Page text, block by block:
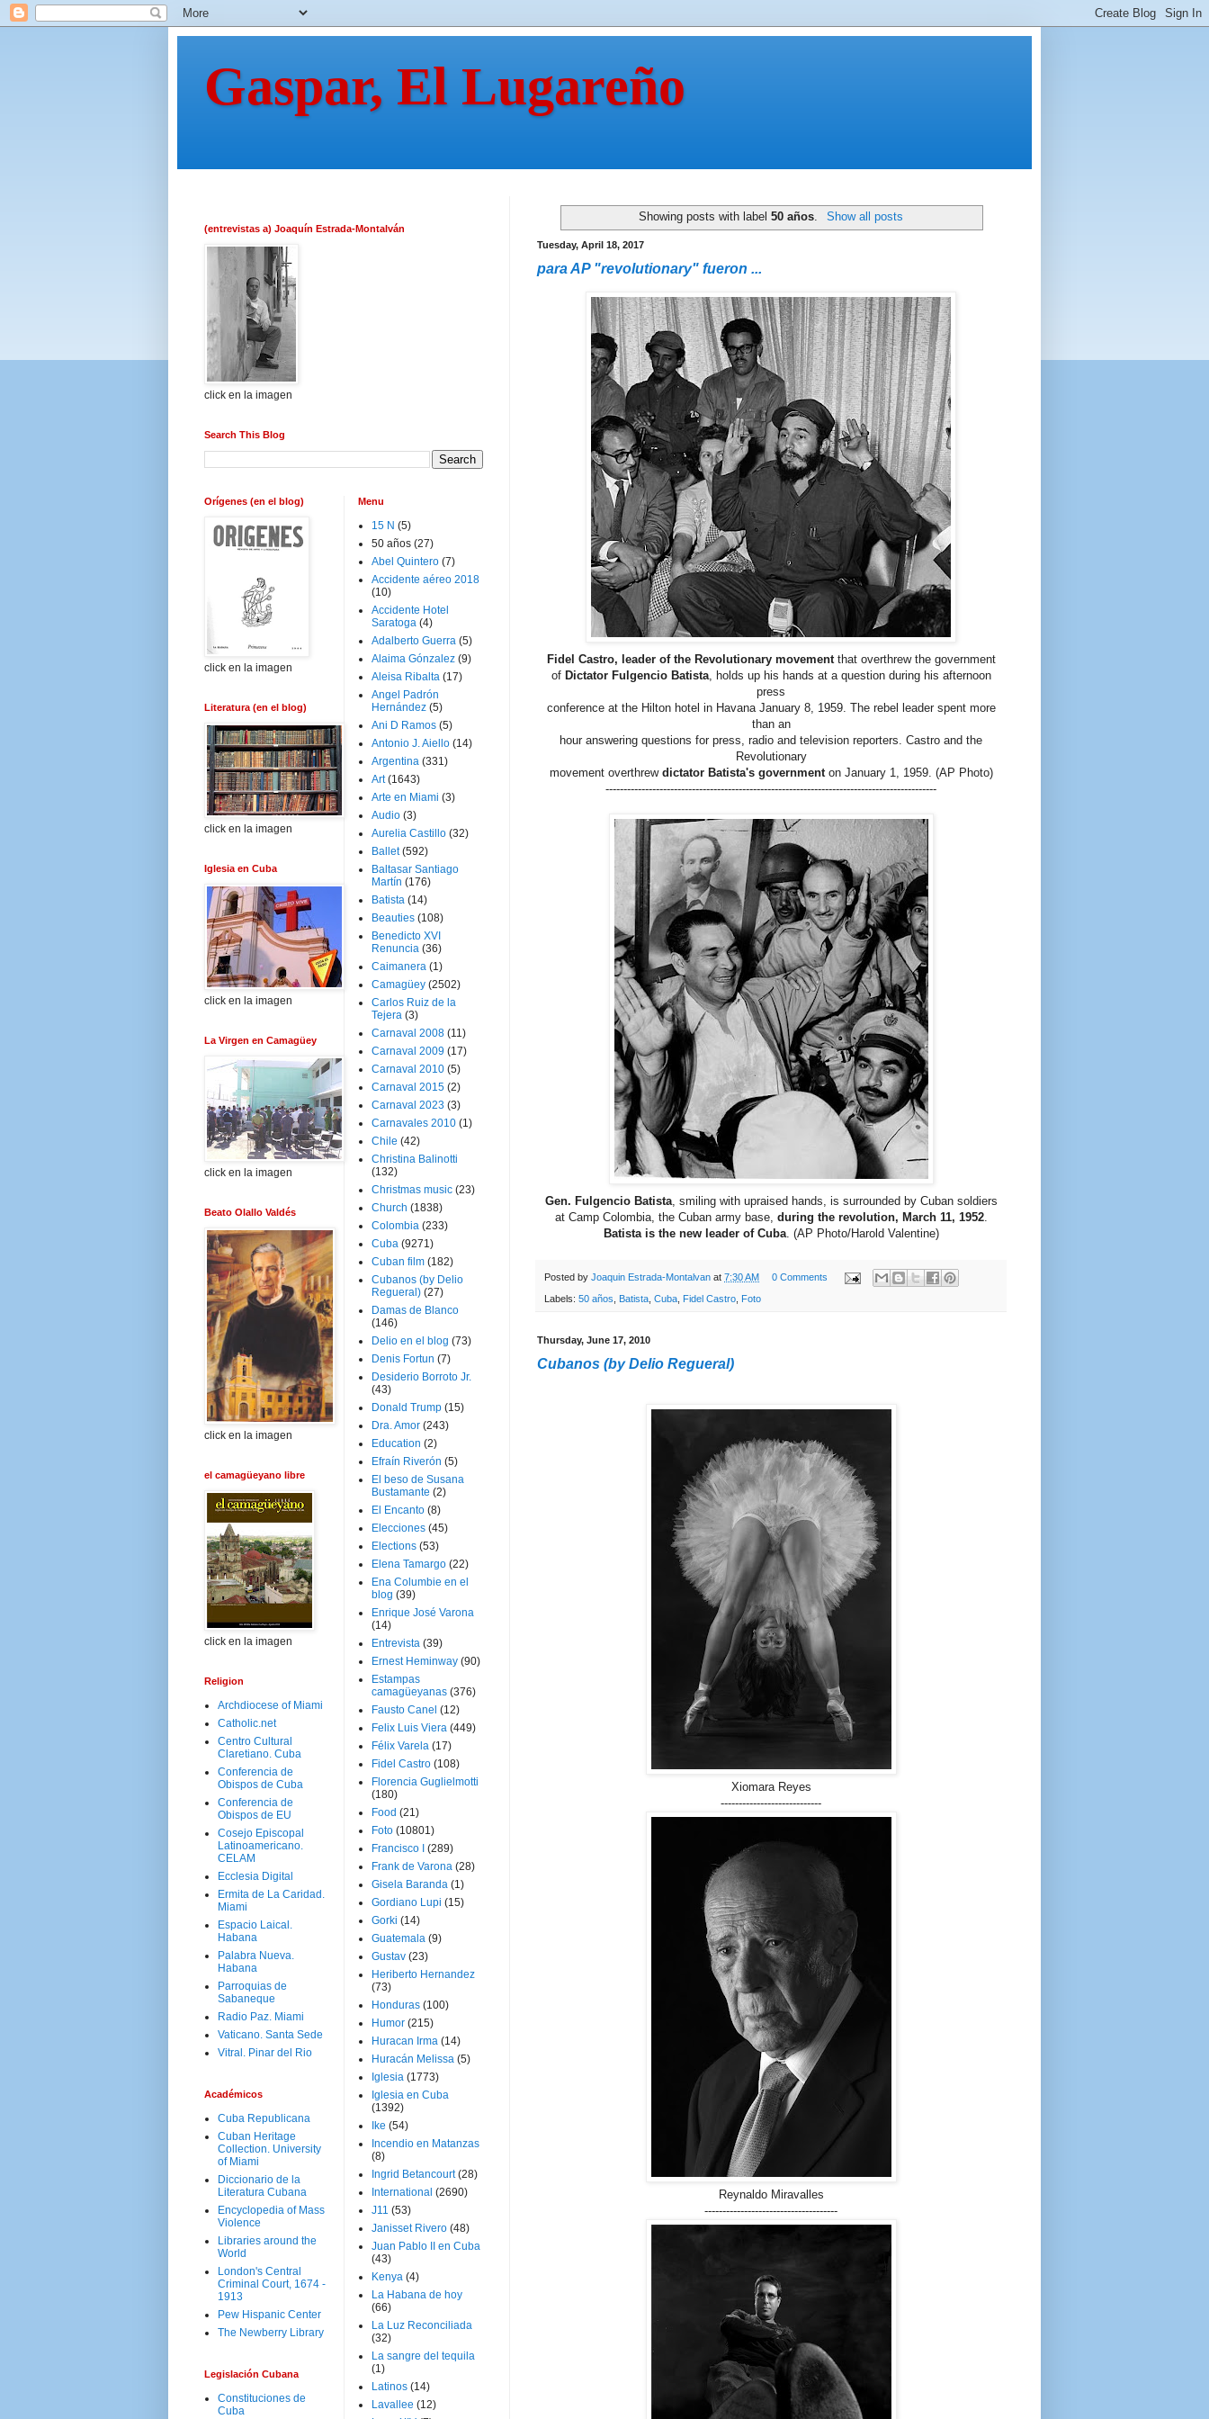
Gaspar, El Lugareño
Showing posts with label50 años Show all posts
Tuesday, April 18, 2017
para AP "revolutionary" fueron ...
Fidel Castro, leader of the Revolutionary movementthat overthrew the government
of Dictator Fulgencio Batista, holds up his hands at a question during his afternoon
press
conference at the Hilton hotel in Havana January 8, 1959. The rebel leader spent more
than an
hour answering questions for press, radio and television reporters. Castro and the
Revolutionary
movement overthrew dictator Batista's governmenton January 1, 1959. (AP Photo)
--------------------------------------------------------------------------------------------
Gen. Fulgencio Batista, smiling with upraised hands, is surrounded by Cuban soldiers
at Camp Colombia, the Cuban army base, during the revolution, March 11, 1952.
Batista is the new leader of Cuba. (AP Photo/Harold Valentine)
Posted by Joaquin Estrada-Montalvan at 7:30 AM 0 Comments
Labels: 50 años, Batista, Cuba, Fidel Castro, Foto
Thursday, June 17, 2010
Cubanos (by Delio Regueral)
Xiomara Reyes
----------------------------
Reynaldo Miravalles
-------------------------------------
(entrevistas a) Joaquín Estrada-Montalván
click en la imagen
Search This Blog
Orígenes (en el blog)
click en la imagen
Literatura (en el blog)
click en la imagen
Iglesia en Cuba
click en la imagen
La Virgen en Camagüey
click en la imagen
Beato Olallo Valdés
click en la imagen
el camagüeyano libre
click en la imagen
Religion
Archdiocese of Miami
Catholic.net
Centro Cultural
Claretiano. Cuba
Conferencia de
Obispos de Cuba
Conferencia de
Obispos de EU
Cosejo Episcopal
Latinoamericano.
CELAM
Ecclesia Digital
Ermita de La Caridad.
Miami
Espacio Laical.
Habana
Palabra Nueva.
Habana
Parroquias de
Sabaneque
Radio Paz. Miami
Vaticano. Santa Sede
Vitral. Pinar del Rio
Académicos
Cuba Republicana
Cuban Heritage
Collection. University
of Miami
Diccionario de la
Literatura Cubana
Encyclopedia of Mass
Violence
Libraries around the
World
London's Central
Criminal Court, 1674 -
1913
Pew Hispanic Center
The Newberry Library
Legislación Cubana
Constituciones de
Cuba
Menu
15 N (5)
50 años (27)
Abel Quintero (7)
Accidente aéreo 2018
(10)
Accidente Hotel
Saratoga (4)
Adalberto Guerra (5)
Alaima Gónzalez (9)
Aleisa Ribalta (17)
Angel Padrón
Hernández (5)
Ani D Ramos (5)
Antonio J. Aiello (14)
Argentina (331)
Art (1643)
Arte en Miami (3)
Audio (3)
Aurelia Castillo (32)
Ballet (592)
Baltasar Santiago
Martín (176)
Batista (14)
Beauties (108)
Benedicto XVI
Renuncia (36)
Caimanera (1)
Camagüey (2502)
Carlos Ruiz de la
Tejera (3)
Carnaval 2008 (11)
Carnaval 2009 (17)
Carnaval 2010 (5)
Carnaval 2015 (2)
Carnaval 2023 (3)
Carnavales 2010 (1)
Chile (42)
Christina Balinotti
(132)
Christmas music (23)
Church (1838)
Colombia (233)
Cuba (9271)
Cuban film (182)
Cubanos (by Delio
Regueral) (27)
Damas de Blanco
(146)
Delio en el blog (73)
Denis Fortun (7)
Desiderio Borroto Jr.
(43)
Donald Trump (15)
Dra. Amor (243)
Education (2)
Efraín Riverón (5)
El beso de Susana
Bustamante (2)
El Encanto (8)
Elecciones (45)
Elections (53)
Elena Tamargo (22)
Ena Columbie en el
blog (39)
Enrique José Varona
(14)
Entrevista (39)
Ernest Heminway (90)
Estampas
camagüeyanas (376)
Fausto Canel (12)
Felix Luis Viera (449)
Félix Varela (17)
Fidel Castro (108)
Florencia Guglielmotti
(180)
Food (21)
Foto (10801)
Francisco I
(289)
Frank de Varona (28)
Gisela Baranda (1)
Gordiano Lupi (15)
Gorki (14)
Guatemala (9)
Gustav (23)
Heriberto Hernandez
(73)
Honduras (100)
Humor (215)
Huracan Irma (14)
Huracán Melissa (5)
Iglesia (1773)
Iglesia en Cuba
(1392)
Ike (54)
Incendio en Matanzas
(8)
Ingrid Betancourt (28)
International (2690)
J11 (53)
Janisset Rivero (48)
Juan Pablo II en Cuba
(43)
Kenya (4)
La Habana de hoy
(66)
La Luz Reconciliada
(32)
La sangre del tequila
(1)
Latinos (14)
Lavallee (12)